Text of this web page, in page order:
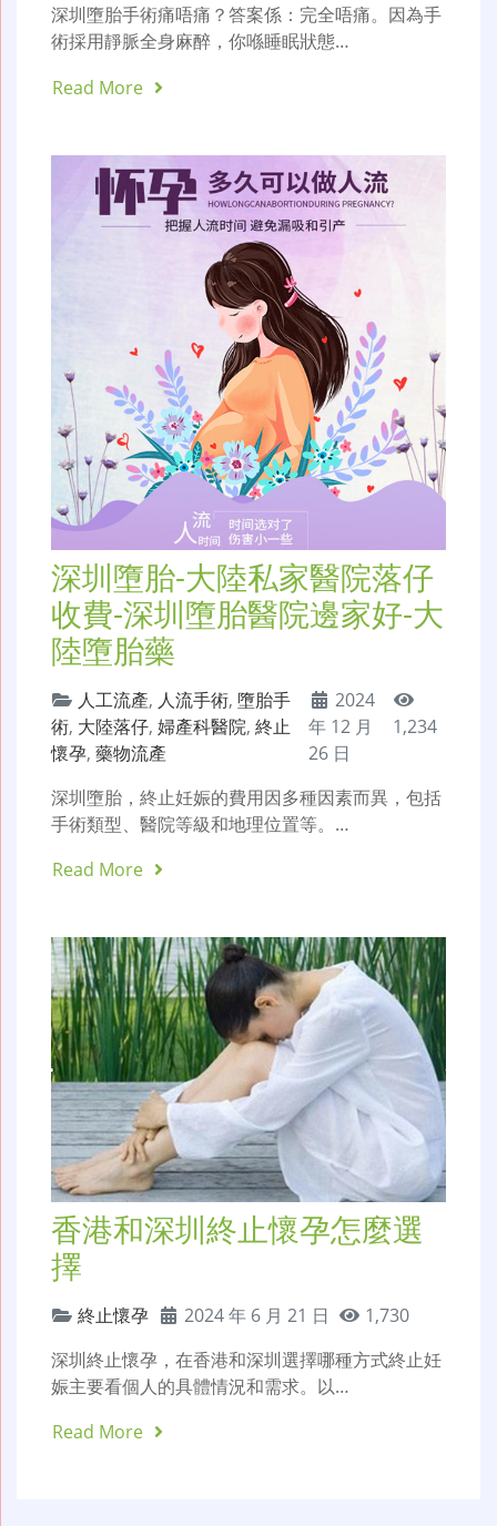
深圳墮胎手術痛唔痛？答案係：完全唔痛。因為手
術採用靜脈全身麻醉，你喺睡眠狀態…
Read More
深圳墮胎-大陸私家醫院落仔
收費-深圳墮胎醫院邊家好-大
陸墮胎藥
人工流產, 人流手術, 墮胎手
術, 大陸落仔, 婦產科醫院, 終止
懷孕, 藥物流產
2024
年 12 月
26 日
1,234
深圳墮胎，終止妊娠的費用因多種因素而異，包括
手術類型、醫院等級和地理位置等。…
Read More
香港和深圳終止懷孕怎麼選
擇
終止懷孕 2024 年 6 月 21 日
1,730
深圳終止懷孕，在香港和深圳選擇哪種方式終止妊
娠主要看個人的具體情況和需求。以…
Read More